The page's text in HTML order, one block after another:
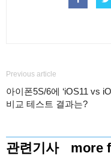
Previous article
아이폰5S/6에 ‘iOS11 vs
비교 테스트 결과는?
관련기사 more